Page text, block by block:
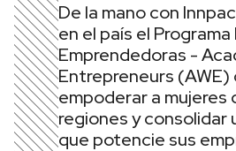
De la mano con
en el país el
Emprendedoras -
Entrepreneurs
empoderar a mujeres
regiones y consolidar
que potencie sus